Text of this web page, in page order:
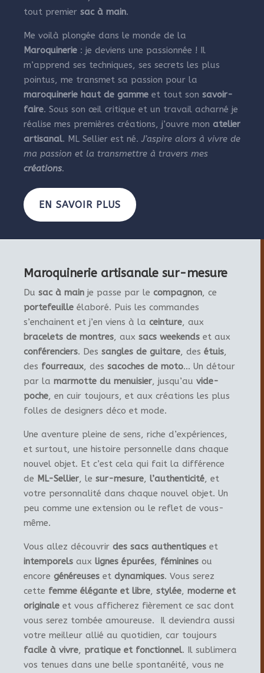
tout premier sac à main.
Me voilà plongée dans le monde de la
Maroquinerie : je deviens une passionnée ! Il
m’apprend ses techniques, ses secrets les plus
pointus, me transmet sa passion pour la
maroquinerie haut de gamme et tout son savoir-
faire. Sous son œil critique et un travail acharné je
réalise mes premières créations, j’ouvre mon atelier
artisanal. ML Sellier est né. J’aspire alors à vivre de
ma passion et la transmettre à travers mes
créations.
EN SAVOIR PLUS
Maroquinerie artisanale sur-mesure
Du sac à main je passe par le compagnon, ce
portefeuille élaboré. Puis les commandes
s’enchainent et j’en viens à la ceinture, aux
bracelets de montres, aux sacs weekends et aux
conférenciers. Des sangles de guitare, des étuis,
des fourreaux, des sacoches de moto… Un détour
par la marmotte du menuisier, jusqu’au vide-
poche, en cuir toujours, et aux créations les plus
folles de designers déco et mode.
Une aventure pleine de sens, riche d’expériences,
et surtout, une histoire personnelle dans chaque
nouvel objet. Et c’est cela qui fait la différence
de ML-Sellier, le sur-mesure, l’authenticité, et
votre personnalité dans chaque nouvel objet. Un
peu comme une extension ou le reflet de vous-
même.
Vous allez découvrir des sacs authentiques et
intemporels aux lignes épurées, féminines ou
encore généreuses et dynamiques. Vous serez
cette femme élégante et libre, stylée, moderne et
originale et vous afficherez fièrement ce sac dont
vous serez tombée amoureuse. Il deviendra aussi
votre meilleur allié au quotidien, car toujours
facile à vivre, pratique et fonctionnel. Il sublimera
vos tenues dans une belle spontanéité, vous ne